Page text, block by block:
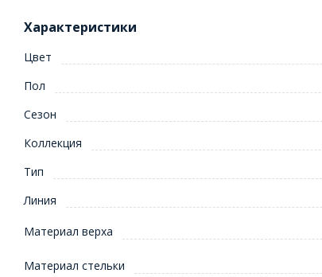
Характеристики
Цвет
Пол
Сезон
Коллекция
Тип
Линия
Материал верха
Материал стельки